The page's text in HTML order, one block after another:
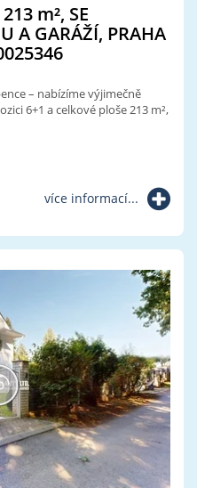
213 m², SE
A GARÁŽÍ, PRAHA
– nabízíme výjimečně
6+1 a celkové ploše 213 m²,
více informací...